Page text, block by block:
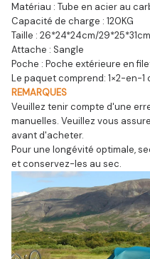
Matériau : Tube en acier au
Capacité de charge : 120KG
Taille : 26*24*24cm/29*25*31cm
Attache : Sangle
Poche : Poche extérieure en
Le paquet comprend: 1×2-en-
REMARQUES
Veuillez tenir compte d'une
manuelles. Veuillez vous
avant d'acheter.
Pour une longévité optimale,
et conservez-les au sec.